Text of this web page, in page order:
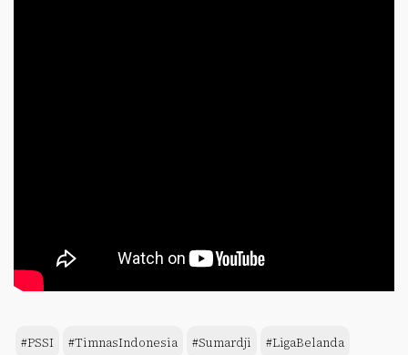
#PSSI #TimnasIndonesia #Sumardji #LigaBelanda